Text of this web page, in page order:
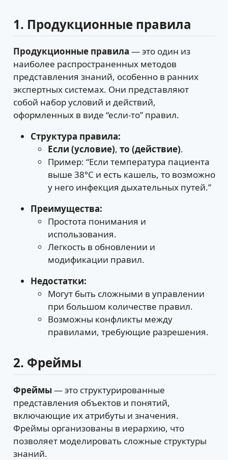
1. Продукционные правила
Продукционные правила — это один из
наиболее распространенных методов
представления знаний, особенно в ранних
экспертных системах. Они представляют
собой набор условий и действий,
оформленных в виде “если-то” правил.
Структура правила:
Если (условие), то (действие).
Пример: “Если температура пациента
выше 38°C и есть кашель, то возможно
у него инфекция дыхательных путей.”
Преимущества:
Простота понимания и
использования.
Легкость в обновлении и
модификации правил.
Недостатки:
Могут быть сложными в управлении
при большом количестве правил.
Возможны конфликты между
правилами, требующие разрешения.
2. Фреймы
Фреймы— это структурированные
представления объектов и понятий,
включающие их атрибуты и значения.
Фреймы организованы в иерархию, что
позволяет моделировать сложные структуры
знаний.